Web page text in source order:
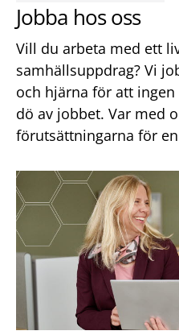
Jobba hos oss
Vill du arbeta med ett
samhällsuppdrag? Vi
och hjärna för att
dö av jobbet. Var med
förutsättningarna för